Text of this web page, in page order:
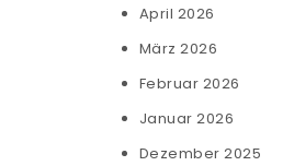
April 2026
März 2026
Februar 2026
Januar 2026
Dezember 2025